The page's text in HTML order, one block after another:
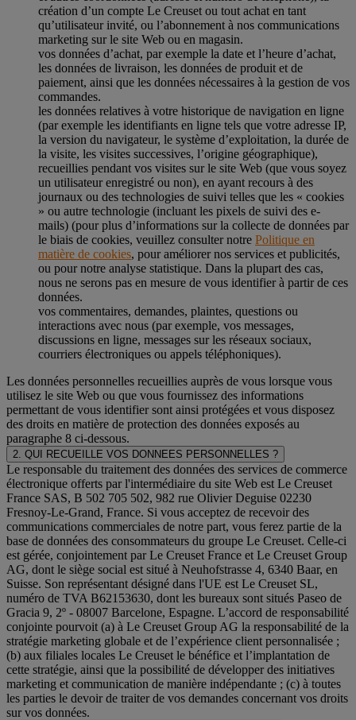
création d’un compte Le Creuset ou tout achat en tant
qu’utilisateur invité, ou l’abonnement à nos communications
marketing sur le site Web ou en magasin.
vos données d’achat, par exemple la date et l’heure d’achat,
les données de livraison, les données de produit et de
paiement, ainsi que les données nécessaires à la gestion de vos
commandes.
les données relatives à votre historique de navigation en ligne
(par exemple les identifiants en ligne tels que votre adresse IP,
la version du navigateur, le système d’exploitation, la durée de
la visite, les visites successives, l’origine géographique),
recueillies pendant vos visites sur le site Web (que vous soyez
un utilisateur enregistré ou non), en ayant recours à des
journaux ou des technologies de suivi telles que les « cookies
» ou autre technologie (incluant les pixels de suivi des e-
mails) (pour plus d’informations sur la collecte de données par
le biais de cookies, veuillez consulter notre Politique en
matière de cookies, pour améliorer nos services et publicités,
ou pour notre analyse statistique. Dans la plupart des cas,
nous ne serons pas en mesure de vous identifier à partir de ces
données.
vos commentaires, demandes, plaintes, questions ou
interactions avec nous (par exemple, vos messages,
discussions en ligne, messages sur les réseaux sociaux,
courriers électroniques ou appels téléphoniques).
Les données personnelles recueillies auprès de vous lorsque vous
utilisez le site Web ou que vous fournissez des informations
permettant de vous identifier sont ainsi protégées et vous disposez
des droits en matière de protection des données exposés au
paragraphe 8 ci-dessous.
2. QUI RECUEILLE VOS DONNEES PERSONNELLES ?
Le responsable du traitement des données des services de commerce
électronique offerts par l'intermédiaire du site Web est Le Creuset
France SAS, B 502 705 502, 982 rue Olivier Deguise 02230
Fresnoy-Le-Grand, France. Si vous acceptez de recevoir des
communications commerciales de notre part, vous ferez partie de la
base de données des consommateurs du groupe Le Creuset. Celle-ci
est gérée, conjointement par Le Creuset France et Le Creuset Group
AG, dont le siège social est situé à Neuhofstrasse 4, 6340 Baar, en
Suisse. Son représentant désigné dans l'UE est Le Creuset SL,
numéro de TVA B62153630, dont les bureaux sont situés Paseo de
Gracia 9, 2º - 08007 Barcelone, Espagne. L’accord de responsabilité
conjointe pourvoit (a) à Le Creuset Group AG la responsabilité de la
stratégie marketing globale et de l’expérience client personnalisée ;
(b) aux filiales locales Le Creuset le bénéfice et l’implantation de
cette stratégie, ainsi que la possibilité de développer des initiatives
marketing et communication de manière indépendante ; (c) à toutes
les parties le devoir de traiter de vos demandes concernant vos droits
sur vos données.